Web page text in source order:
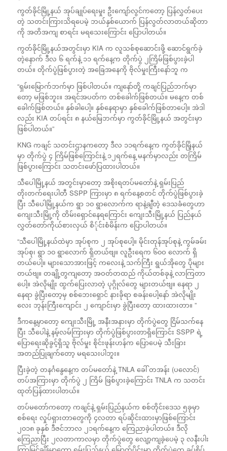
ကွတ်ခိုင်မြို့နယ် အုပ်ချုပ်ရေးမှုး ဦးကျော်လွင်ကတော့ ပြန်လွှတ်ပေး
တဲ့ သတင်းကြားသိရပေမဲ့ ဘယ်နှစ်ယောက် ပြန်လွတ်လာတယ်ဆိုတာ
ကို အတိအကျ စာရင်း မရသေးကြောင်း ပြောပါတယ်။
ကွတ်ခိုင်မြို့နယ်အတွင်းမှာ KIA က လူသစ်စုဆောင်းဖို့ ဆောင်ရွက်ခဲ့
တဲ့နောက် ဒီလ ၆ ရက်နဲ့ ၁၁ ရက်နေ့က တိုက်ပွဲ ၂ကြိမ်ဖြစ်ပွားခဲ့ပါ
တယ်။ တိုက်ပွဲဖြစ်ပွားတဲ့ အခြေအနေကို ဗိုလ်မှုးကြီးနော်ဘူ က
“ရှမ်းမြောက်ဘက်မှာ ဖြစ်ပါတယ်။ ကျနော်တို့ ကချင်ပြည်ဘက်မှာ
တော့ မဖြစ်ဘူး။ အရင်အပတ်က တစ်ခေါက်ဖြစ်တယ်။ မနေ့က တစ်
ခေါက်ဖြစ်တယ်။ နှစ်ခါပေါ့။ နှစ်နေရာမှာ နှစ်ခေါက်ဖြစ်တာပေါ့။ အဲဒါ
လည်း KIA တပ်ရင်း ၈ နယ်မြေဘက်မှာ ကွတ်ခိုင်မြို့နယ် အတွင်းမှာ
ဖြစ်ပါတယ်။”
KNG ကချင် သတင်းဌာနကတော့ ဒီလ ၁၁ရက်နေ့က ကွတ်ခိုင်မြိ့နယ်
မှာ တိုက်ပွဲ ၄ ကြိမ်ဖြစ်ကြောင်းနဲ့ ၁၂ရက်နေ့ မနက်မှာလည်း တကြိမ်
ဖြစ်ပွားကြောင်း သတင်းဖော်ပြထားပါတယ်။
သီပေါမြို့နယ် အတွင်းမှာတော့ အစိုးရတပ်မတော်နဲ့ ရှမ်းပြည်
တိုးတက်ရေးပါတီ SSPP ကြားမှာ ၈ ရက်နေ့စတင် တိုက်ပွဲဖြစ်ပွားခဲ့
ပြီး သီပေါမြို့နယ်က ရွာ ၁၀ ရွာလောက်က ရာနဲ့ချီတဲ့ ဒေသခံတွေဟာ
ကျေးသီးမြို့ကို တိမ်းရှောင်နေရကြောင်း ကျေးသီးမြို့နယ် ပြည်နယ်
လွှတ်တော်ကိုယ်စားလှယ် စိ်ုင်းစံမိန်းက ပြောပါတယ်။
“သီပေါမြို့နယ်ထဲမှာ အုပ်စုက ၂ အုပ်စုပေါ့။ မိုင်းတုန်အုပ်စုနဲ့ ကွမ်ခမ်း
အုပ်စု၊ ရွာ ၁၀ ရွာလောက် ရှိတယ်ဗျ။ လူဦးရေက ၆၀ဝ လောက် ရှိ
တယ်ပေါ့။ များသောအားဖြင့် ကလေးနဲ့ သက်ကြီး ရွယ်အိုတွေ ပိုများ
တယ်ဗျ။ တချို့တွကျတော့ အဝတ်တထည် ကိုယ်တစ်ခုနဲ့ လာကြတာ
ပေါ့။ အဲလိုမျိုး ထွက်ပြေးလာတဲ့ ပုဂ္ဂိုလ်တွေ များတယ်ဗျ။ နေရာ ၂
နေရာ ခွဲပြီးတော့မှ စစ်ဘေးရှောင် နားခိုရာ စခန်းပေါ့နော် အဲလိုမျိုး
လေး ဘုန်းကြီးကျောင်း ၂ ကျောင်းမှာ ခွဲပြီးတော့ ထားထားတာ။ ”
ဒီကနေ့မှာတော့ ကျေးသီးမြို့ အနီးအနားမှာ တိုက်ပွဲတွေ ငြိမ်သက်နေ
ပြီး သီပေါနဲ့ နမ့်လမ်ကြားမှာ တိုက်ပွဲဖြစ်ပွားတာရှိကြောင်း SSPP ရဲ့
ပြောရေးဆိုခွင့်ရှိသူ ဗိုလ်မှုး စိုင်းဖုန်းဟန်က ပြောပေမဲ့ သီးခြား
အတည်ပြုချက်တော့ မရသေးပါဘူး။
ပြီးခဲ့တဲ့ တနင်္ဂနွေနေ့က တပ်မတော်နဲ့ TNLA ခေါ် တအန်း (ပလောင်)
တပ်အကြားမှာ တိုက်ပွဲ ၂ ကြိမ် ဖြစ်ပွားခဲ့ကြောင်း TNLA က သတင်း
ထုတ်ပြန်ထားပါတယ်။
တပ်မတော်ကတော့ ကချင်နဲ့ ရှမ်းပြည်နယ်က စစ်တိုင်းဒေသ ၅ခုမှာ
စစ်ရေး လှုပ်ရှားတာတွေကို ၄လတာ ရပ်ဆိုင်းထားမှာဖြစ်ကြောင်း
၂၀၁၈ ခုနှစ် ဒီဇင်ဘာလ ၂၁ရက်နေ့က ကြေညာခဲ့ပါတယ်။ ဒီလို
ကြေညာပြီး ၂လတာကာလမှာ တိုက်ပွဲတွေ လျော့ကျခဲ့ပေမဲ့ ၃ လနီးပါး